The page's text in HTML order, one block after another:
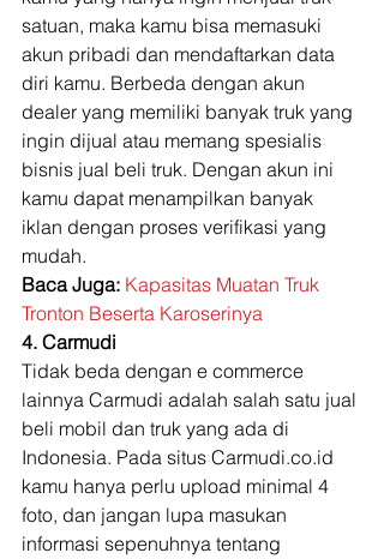
satuan, maka kamu bisa memasuki
akun pribadi dan mendaftarkan data
diri kamu. Berbeda dengan akun
dealer yang memiliki banyak truk yang
ingin dijual atau memang spesialis
bisnis jual beli truk. Dengan akun ini
kamu dapat menampilkan banyak
iklan dengan proses verifikasi yang
mudah.
Baca Juga: Kapasitas Muatan Truk
Tronton Beserta Karoserinya
4. Carmudi
Tidak beda dengan e commerce
lainnya Carmudi adalah salah satu jual
beli mobil dan truk yang ada di
Indonesia. Pada situs Carmudi.co.id
kamu hanya perlu upload minimal 4
foto, dan jangan lupa masukan
informasi sepenuhnya tentang